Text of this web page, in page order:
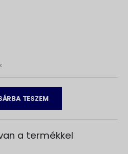
TESZEM
a termékkel